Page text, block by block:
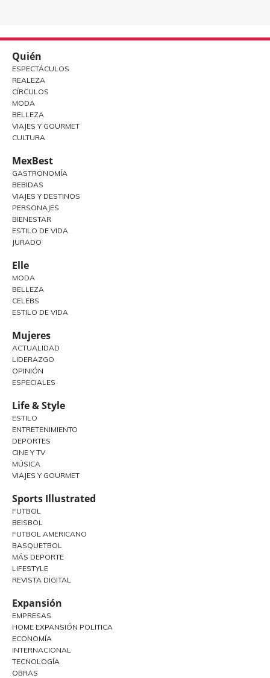
Quién
ESPECTÁCULOS
REALEZA
CÍRCULOS
MODA
BELLEZA
VIAJES Y GOURMET
CULTURA
MexBest
GASTRONOMÍA
BEBIDAS
VIAJES Y DESTINOS
PERSONAJES
BIENESTAR
ESTILO DE VIDA
JURADO
Elle
MODA
BELLEZA
CELEBS
ESTILO DE VIDA
Mujeres
ACTUALIDAD
LIDERAZGO
OPINIÓN
ESPECIALES
Life & Style
ESTILO
ENTRETENIMIENTO
DEPORTES
CINE Y TV
MÚSICA
VIAJES Y GOURMET
Sports Illustrated
FUTBOL
BEISBOL
FUTBOL AMERICANO
BASQUETBOL
MÁS DEPORTE
LIFESTYLE
REVISTA DIGITAL
Expansión
EMPRESAS
HOME EXPANSIÓN POLITICA
ECONOMÍA
INTERNACIONAL
TECNOLOGÍA
OBRAS